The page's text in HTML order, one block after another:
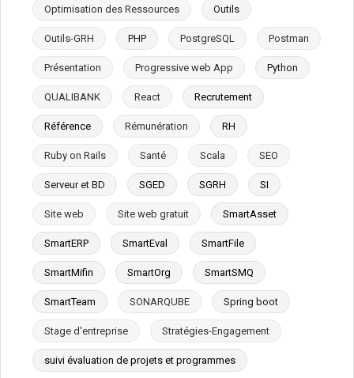
Optimisation des Ressources Outils
Outils-GRH PHP PostgreSQL Postman
Présentation Progressive web App Python
QUALIBANK React Recrutement
Référence Rémunération RH
Ruby on Rails Santé Scala SEO
Serveur et BD SGED SGRH SI
Site web Site web gratuit SmartAsset
SmartERP SmartEval SmartFile
SmartMifin SmartOrg SmartSMQ
SmartTeam SONARQUBE Spring boot
Stage d'entreprise Stratégies-Engagement
suivi évaluation de projets et programmes